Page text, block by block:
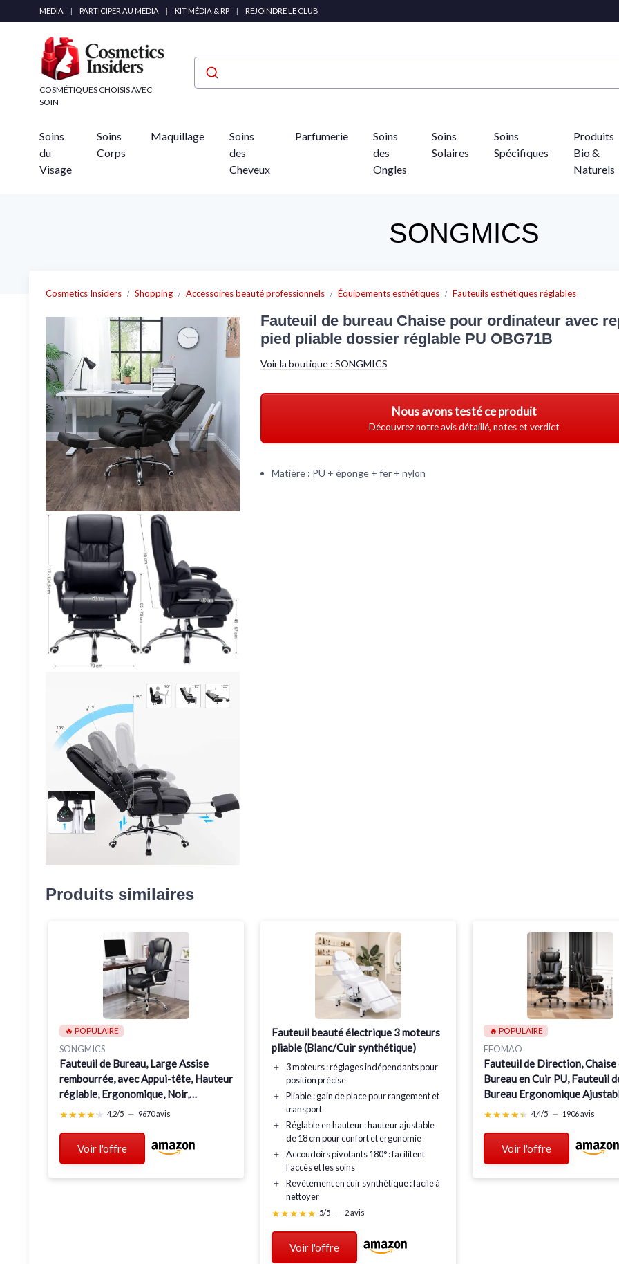
MEDIA | PARTICIPER AU MEDIA | KIT MÉDIA & RP | REJOINDRE LE CLUB
COSMÉTIQUES CHOISIS AVEC
SOIN
Soins
du
Visage
Soins
Corps
Maquillage
Soins
des
Cheveux
Parfumerie
Soins
des
Ongles
Soins
Solaires
Soins
Spécifiques
Produits
Bio &
Naturels
SONGMICS
Cosmetics Insiders Shopping Accessoires beauté professionnels Équipements esthétiques Fauteuils esthétiques réglables
Fauteuil de bureau Chaise pour ordinateur avec
pied pliable dossier réglable PU OBG71B
Voir la boutique : SONGMICS
Nous avons testé ce produit
Découvrez notre avis détaillé, notes et verdict
Matière : PU + éponge + fer + nylon
Produits similaires
🔥 POPULAIRE
SONGMICS
Fauteuil de Bureau, Large Assise
rembourrée, avec Appui-tête, Hauteur
réglable, Ergonomique, Noir,
OBG57B 53* 51* (112-122) cm Noir
★★★★★
★★★★★ 4,2/5 — 9670 avis
Voir l'offre
Fauteuil beauté électrique 3 moteurs
pliable (Blanc/Cuir synthétique)
＋ 3 moteurs: réglages indépendants pour
position précise
＋
Pliable: gain de place pour rangement et
transport
＋
Réglable en hauteur: hauteur ajustable
de 18 cm pour confort et ergonomie
＋
Accoudoirs pivotants 180°: facilitent
l'accès et les soins
＋
Revêtement en cuir synthétique: facile à
nettoyer
★★★★★
★★★★★ 5/5 — 2 avis
Voir l'offre
🔥 POPULAIRE
EFOMAO
Fauteuil de Direction, Chaise
Bureau en Cuir PU, Fauteuil
Bureau Ergonomique
Dossier Haut, Pivotant 200kg
Noir Fr Black
★★★★★
★★★★★ 4,4/5 — 1906 avis
Voir l'offre
Panneau de gestion des cookies